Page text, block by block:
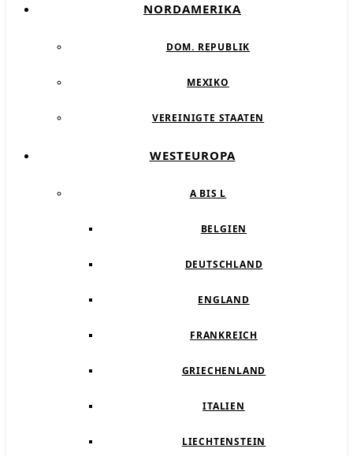
NORDAMERIKA
DOM. REPUBLIK
MEXIKO
VEREINIGTE STAATEN
WESTEUROPA
A BIS L
BELGIEN
DEUTSCHLAND
ENGLAND
FRANKREICH
GRIECHENLAND
ITALIEN
LIECHTENSTEIN